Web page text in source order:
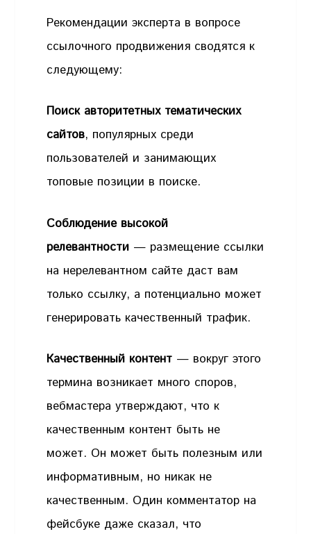
Рекомендации эксперта в вопросе
ссылочного продвижения сводятся к
следующему:
Поиск авторитетных тематических
сайтов, популярных среди
пользователей и занимающих
топовые позиции в поиске.
Соблюдение высокой
релевантности — размещение ссылки
на нерелевантном сайте даст вам
только ссылку, а потенциально может
генерировать качественный трафик.
Качественный контент — вокруг этого
термина возникает много споров,
вебмастера утверждают, что к
качественным контент быть не
может. Он может быть полезным или
информативным, но никак не
качественным. Один комментатор на
фейсбуке даже сказал, что